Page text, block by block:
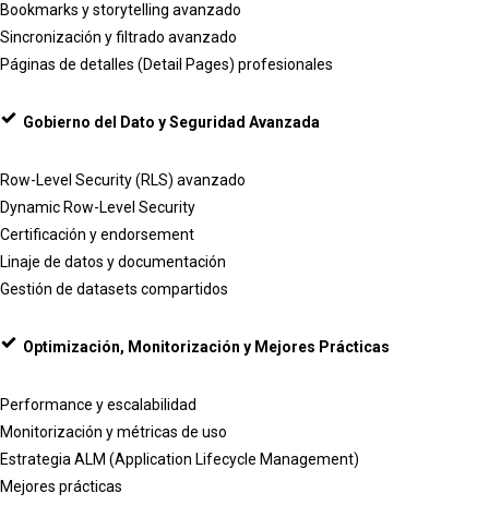
Bookmarks y storytelling avanzado
Sincronización y filtrado avanzado
Páginas de detalles (Detail Pages) profesionales
Gobierno del Dato y Seguridad Avanzada
Row-Level Security (RLS) avanzado
Dynamic Row-Level Security
Certificación y endorsement
Linaje de datos y documentación
Gestión de datasets compartidos
Optimización, Monitorización y Mejores Prácticas
Performance y escalabilidad
Monitorización y métricas de uso
Estrategia ALM (Application Lifecycle Management)
Mejores prácticas